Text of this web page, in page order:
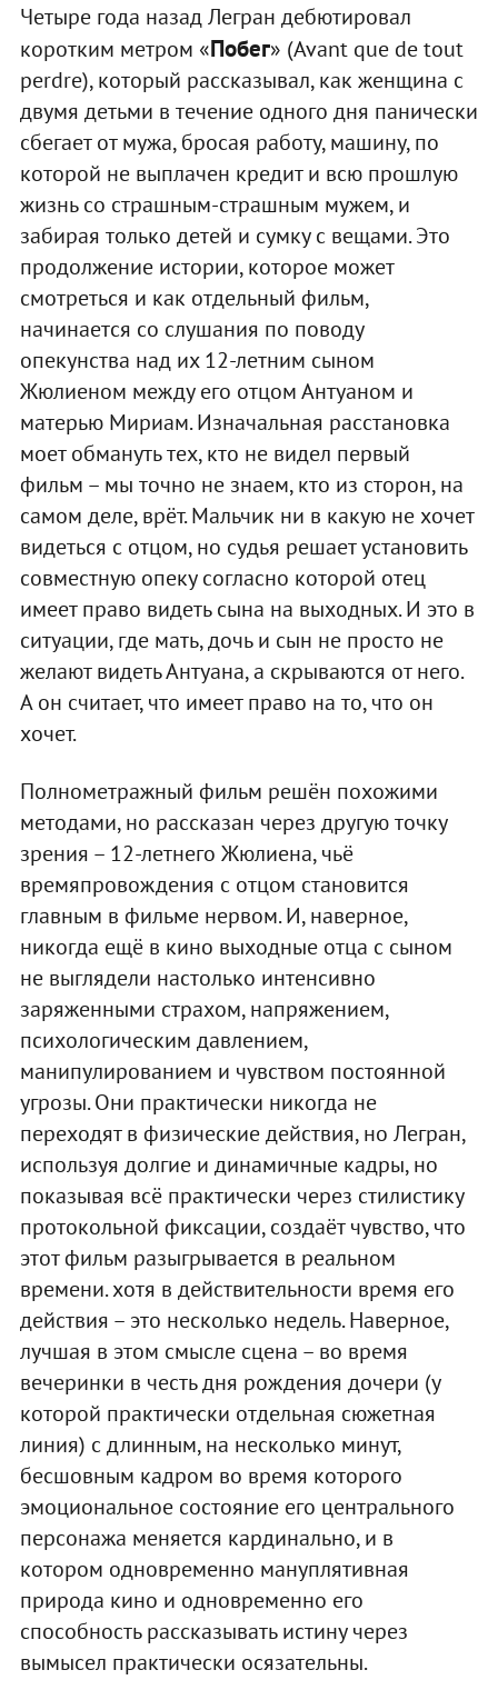
Четыре года назад Легран дебютировал
коротким метром «Побег» (Avant que de tout
perdre), который рассказывал, как женщина с
двумя детьми в течение одного дня панически
сбегает от мужа, бросая работу, машину, по
которой не выплачен кредит и всю прошлую
жизнь со страшным-страшным мужем, и
забирая только детей и сумку с вещами. Это
продолжение истории, которое может
смотреться и как отдельный фильм,
начинается со слушания по поводу
опекунства над их 12-летним сыном
Жюлиеном между его отцом Антуаном и
матерью Мириам. Изначальная расстановка
моет обмануть тех, кто не видел первый
фильм – мы точно не знаем, кто из сторон, на
самом деле, врёт. Мальчик ни в какую не хочет
видеться с отцом, но судья решает установить
совместную опеку согласно которой отец
имеет право видеть сына на выходных. И это в
ситуации, где мать, дочь и сын не просто не
желают видеть Антуана, а скрываются от него.
А он считает, что имеет право на то, что он
хочет.
Полнометражный фильм решён похожими
методами, но рассказан через другую точку
зрения – 12-летнего Жюлиена, чьё
времяпровождения с отцом становится
главным в фильме нервом. И, наверное,
никогда ещё в кино выходные отца с сыном
не выглядели настолько интенсивно
заряженными страхом, напряжением,
психологическим давлением,
манипулированием и чувством постоянной
угрозы. Они практически никогда не
переходят в физические действия, но Легран,
используя долгие и динамичные кадры, но
показывая всё практически через стилистику
протокольной фиксации, создаёт чувство, что
этот фильм разыгрывается в реальном
времени. хотя в действительности время его
действия – это несколько недель. Наверное,
лучшая в этом смысле сцена – во время
вечеринки в честь дня рождения дочери (у
которой практически отдельная сюжетная
линия) с длинным, на несколько минут,
бесшовным кадром во время которого
эмоциональное состояние его центрального
персонажа меняется кардинально, и в
котором одновременно мануплятивная
природа кино и одновременно его
способность рассказывать истину через
вымысел практически осязательны.